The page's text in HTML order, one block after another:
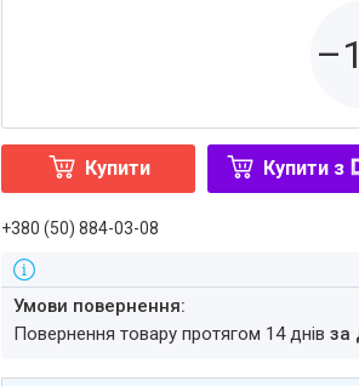
Купити Купити з
+380 (50) 884-03-08
повернення товару протягом 14 днівза